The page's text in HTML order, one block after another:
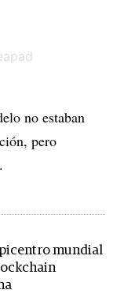
no estaban
pero
mundial